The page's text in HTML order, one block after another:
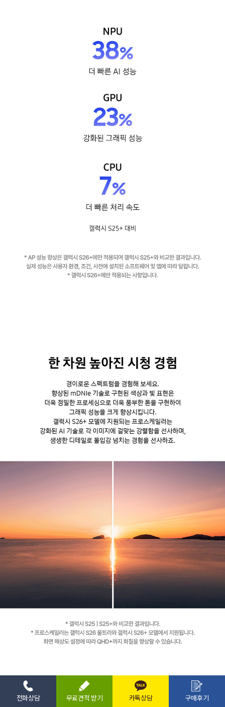
전화상담 무료견적 받기 카톡상담 구매후기